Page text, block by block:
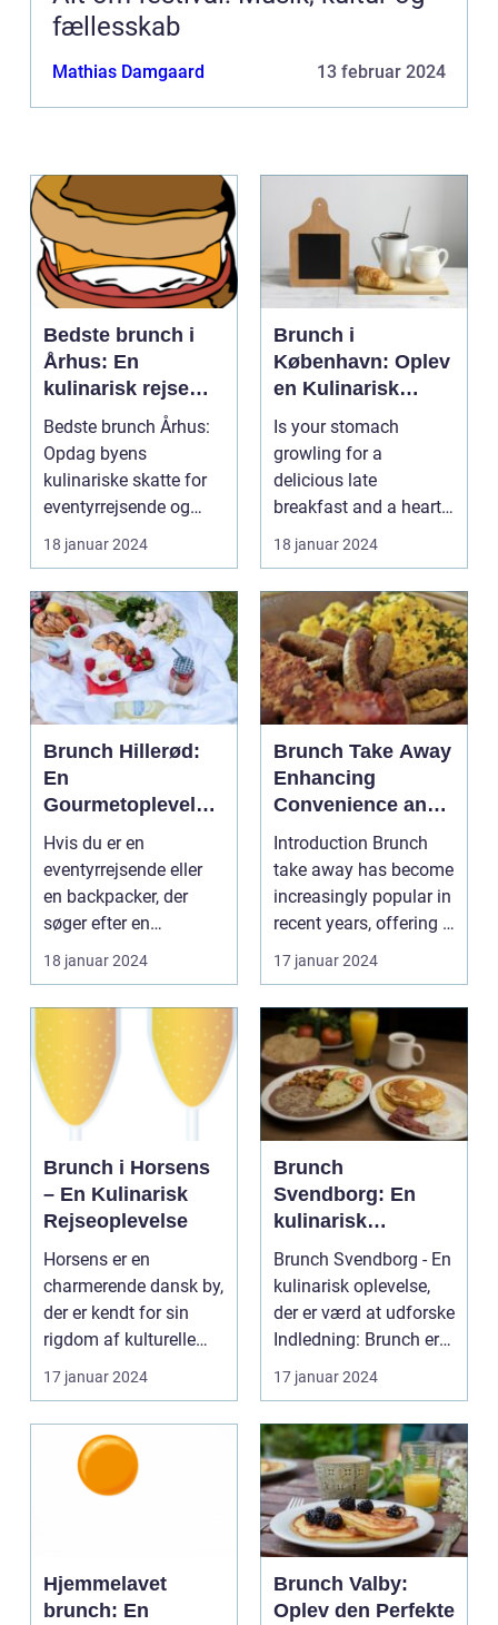
fællesskab
Mathias Damgaard 13 februar 2024
Bedste brunch i
Århus: En
kulinarisk rejse
gennem byens
smagfulde
morgenmåltider
eventyrrejsende
og backpackere
Bedste brunch Århus:
Opdag byens
kulinariske skatte for
eventyrrejsende og
backpackere
Indledning: ...
18 januar 2024
Brunch i
København: Oplev
en Kulinarisk
Eventyrrejse
Is your stomach
growling for a
delicious late
breakfast and a hearty
lunch combined? Look
no further...
18 januar 2024
Brunch Hillerød:
En
Gourmetoplevelse
i Nordsjælland
Hvis du er en
eventyrrejsende eller
en backpacker, der
søger efter en
uforglemmelig
gastronomisk opl...
18 januar 2024
Brunch Take Away
Enhancing
Convenience and
Exploring Culinary
Experiences
Introduction Brunch
take away has become
increasingly popular in
recent years, offering a
convenien...
17 januar 2024
Brunch i Horsens
– En Kulinarisk
Rejseoplevelse
Horsens er en
charmerende dansk by,
der er kendt for sin
rigdom af kulturelle
tilbud og naturskønne
17 januar 2024
Brunch
Svendborg: En
kulinarisk
oplevelse for
eventyrrejsende
og backpackere
Brunch Svendborg - En
kulinarisk oplevelse,
der er værd at udforske
Indledning: Brunch er
en populæ...
17 januar 2024
Hjemmelavet
brunch: En
Brunch Valby:
Oplev den Perfekte